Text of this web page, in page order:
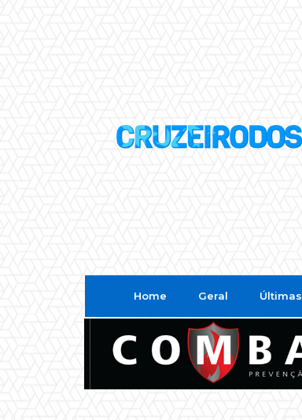
Home Geral Últimas